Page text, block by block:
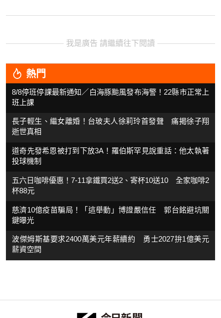
我是廣告 請繼續往下閱讀
熱門
8/8停班停課最新通知／白海豚颱風發布海警！22縣市正常上
班上課
長子輕生、繼女離婚！台玻夫人徐莉玲首發聲 痛揭徐子翔
逝世真相
道奇先發希恩被打到下放3A！羅伯斯罕見說重話：他太執著
投球機制
五六日咖啡優惠！7-11拿鐵買2送2、寄杯10送10 全家咖啡2
杯88元
慈濟10億疫苗騙局！「這舉動」博證嚴信任 郭台銘避坑關
鍵曝光
波傑姆斯基要求2400萬美元年薪續約 勇士2027拚1億美元
薪資空間